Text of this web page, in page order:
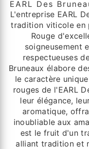
EARL Des
L'entreprise EARL
tradition viticole en
Rouge
soigneusement
respectueuses
Bruneaux élabore
le caractère
rouges de l'EARL
leur élégance,
aromatique,
inoubliable aux
est le fruit d'un
alliant tradition et